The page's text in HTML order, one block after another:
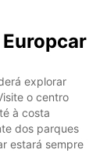
explorar
o centro
à costa
dos parques
estará sempre